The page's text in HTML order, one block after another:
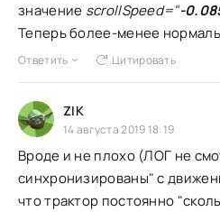
значение scrollSpeed="-
Теперь более-менее
Ответить Цитировать
ZIK
14 августа 2019 18:19
Вроде и не плохо (ЛОГ не
синхронизированы" с
что трактор постоянно